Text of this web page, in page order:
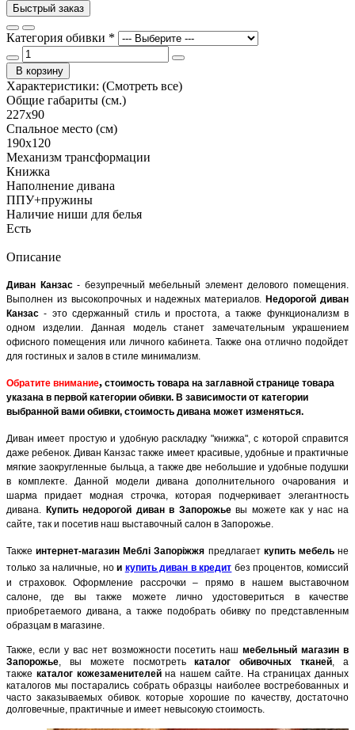
Быстрый заказ
Категория обивки *
В корзину
Характеристики: (Смотреть все)
Общие габариты (см.)
227х90
Спальное место (см)
190х120
Механизм трансформации
Книжка
Наполнение дивана
ППУ+пружины
Наличие ниши для белья
Есть
Описание
Диван Канзас - безупречный мебельный элемент делового помещения.
Выполнен из высокопрочных и надежных материалов.Недорогой диван
Канзас - это сдержанный стиль и простота, а также функционализм в
одном изделии. Данная модель станет замечательным украшением
офисного помещения или личного кабинета. Также она отлично подойдет
для гостиных и залов в стиле минимализм.
Обратите внимание, стоимость товара на заглавной странице товара
указана в первой категории обивки. В зависимости от категории
выбранной вами обивки, стоимость дивана может изменяться.
Диван имеет простую и удобную раскладку "книжка", с которой справится
даже ребенок. Диван Канзас также имеет красивые, удобные и практичные
мягкие заокругленные быльца, а также две небольшие и удобные подушки
в комплекте. Данной модели дивана дополнительного очарования и
шарма придает модная строчка, которая подчеркивает элегантность
дивана. Купить недорогой диван в Запорожьевы можете как у нас на
сайте, так и посетив наш выставочный салон в Запорожье.
Такжеинтернет-магазин Меблі Запоріжжя предлагает купить мебельне
только за наличные, нои купить диван в кредит без процентов, комиссий
и страховок. Оформление рассрочки – прямо в нашем выставочном
салоне, где вы также можете лично удостовериться в качестве
приобретаемого дивана, а также подобрать обивку по представленным
образцам в магазине.
Также, если у вас нет возможности посетить нашмебельный магазин в
Запорожье, вы можете посмотретькаталог обивочных тканей, а
также каталог кожезаменителейна нашем сайте. На страницах данных
каталогов мы постарались собрать образцы наиболее востребованных и
часто заказываемых обивок. которые хорошие по качеству, достаточно
долговечные, практичные и имеет невысокую стоимость.